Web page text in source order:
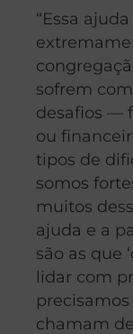
“Essa
sofrem
desafios —
ou
tipos de
somos
muitos
ajuda e a
são as que
lidar com
chamam de